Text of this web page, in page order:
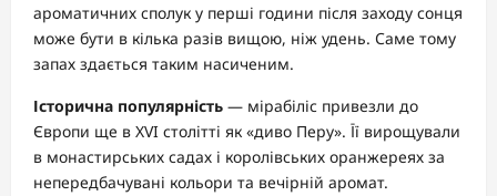
ароматичних сполук у перші години після заходу сонця
може бути в кілька разів вищою, ніж удень. Саме тому
запах здається таким насиченим.
Історична популярність — мірабіліс привезли до
Європи ще в XVI столітті як «диво Перу». Її вирощували
в монастирських садах і королівських оранжереях за
непередбачувані кольори та вечірній аромат.